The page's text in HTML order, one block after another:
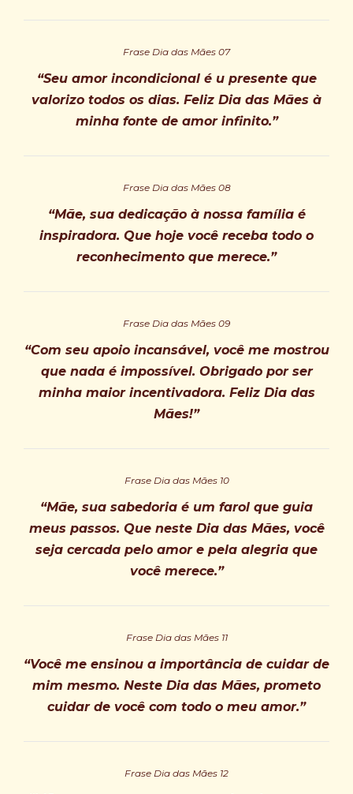
Frase Dia das Mães 07
“Seu amor incondicional é u presente que
valorizo todos os dias. Feliz Dia das Mães à
minha fonte de amor infinito.”
Frase Dia das Mães 08
“Mãe, sua dedicação à nossa família é
inspiradora. Que hoje você receba todo o
reconhecimento que merece.”
Frase Dia das Mães 09
“Com seu apoio incansável, você me mostrou
que nada é impossível. Obrigado por ser
minha maior incentivadora. Feliz Dia das
Mães!”
Frase Dia das Mães 10
“Mãe, sua sabedoria é um farol que guia
meus passos. Que neste Dia das Mães, você
seja cercada pelo amor e pela alegria que
você merece.”
Frase Dia das Mães 11
“Você me ensinou a importância de cuidar de
mim mesmo. Neste Dia das Mães, prometo
cuidar de você com todo o meu amor.”
Frase Dia das Mães 12